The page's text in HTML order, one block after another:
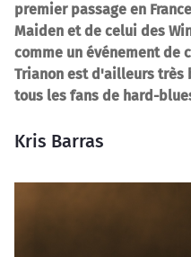
premier passage en
Maiden et de celui des
comme un événement de
Trianon est d'ailleurs très
tous les fans de hard-
Kris Barras